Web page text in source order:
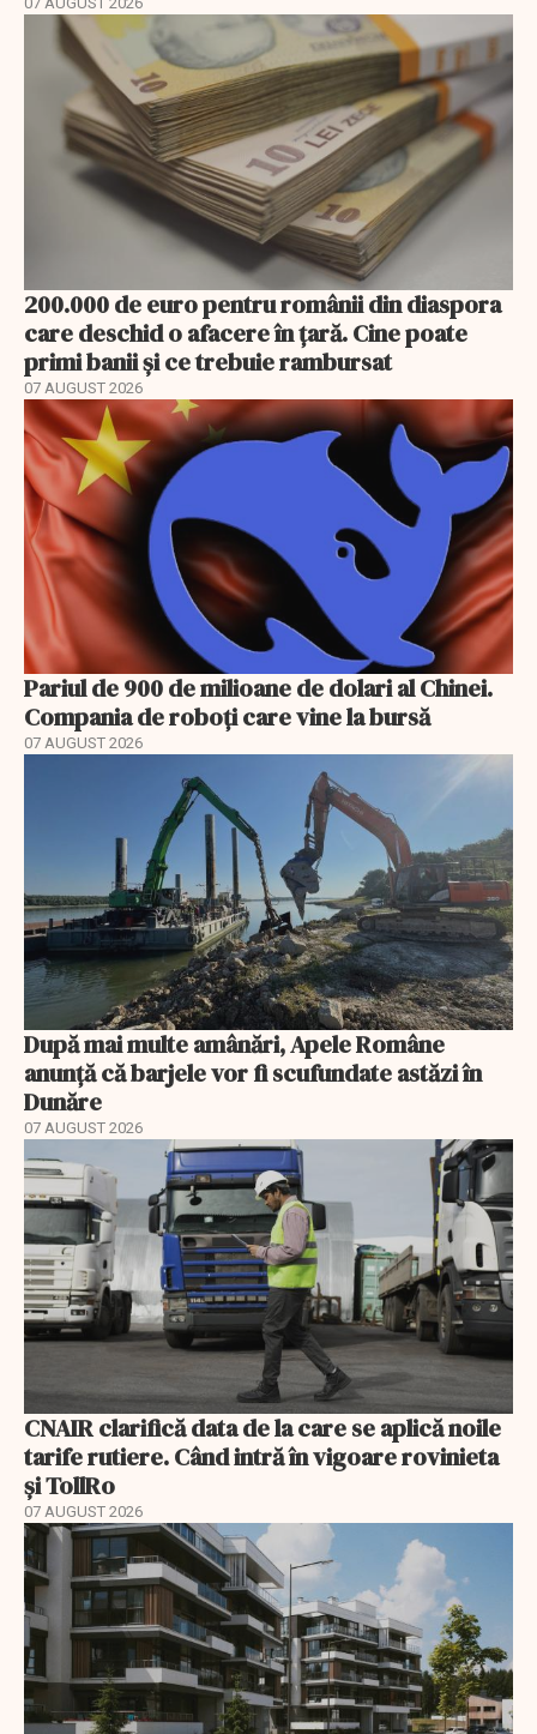
200.000 de euro pentru românii din diaspora
care deschid o afacere în țară. Cine poate
primi banii și ce trebuie rambursat
07 AUGUST 2026
Pariul de 900 de milioane de dolari al Chinei.
Compania de roboți care vine la bursă
07 AUGUST 2026
După mai multe amânări, Apele Române
anunță că barjele vor fi scufundate astăzi în
Dunăre
07 AUGUST 2026
CNAIR clarifică data de la care se aplică noile
tarife rutiere. Când intră în vigoare rovinieta
și TollRo
07 AUGUST 2026